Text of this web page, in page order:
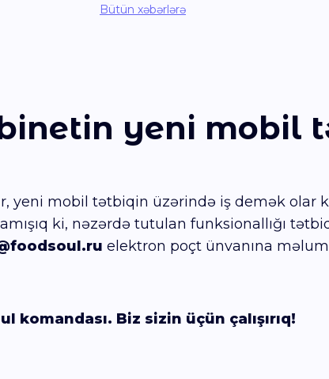
Bütün xəbərlərə
yeni mobil
yeni mobil tətbiqin üzərində iş demək olar
ki, nəzərdə tutulan funksionallığı
elektron poçt ünvanına
komandası. Biz sizin üçün çalışırıq!